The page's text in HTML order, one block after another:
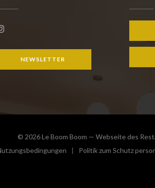
NEWSLETTER
© 2026 Le Boom Boom — Webseite des
neues Fenster))((öffnet ein neues Fenster))
Politik zum Schutz